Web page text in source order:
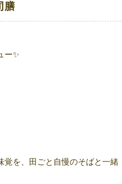
膳
ー✨
覚を、田ごと自慢のそばと一緒